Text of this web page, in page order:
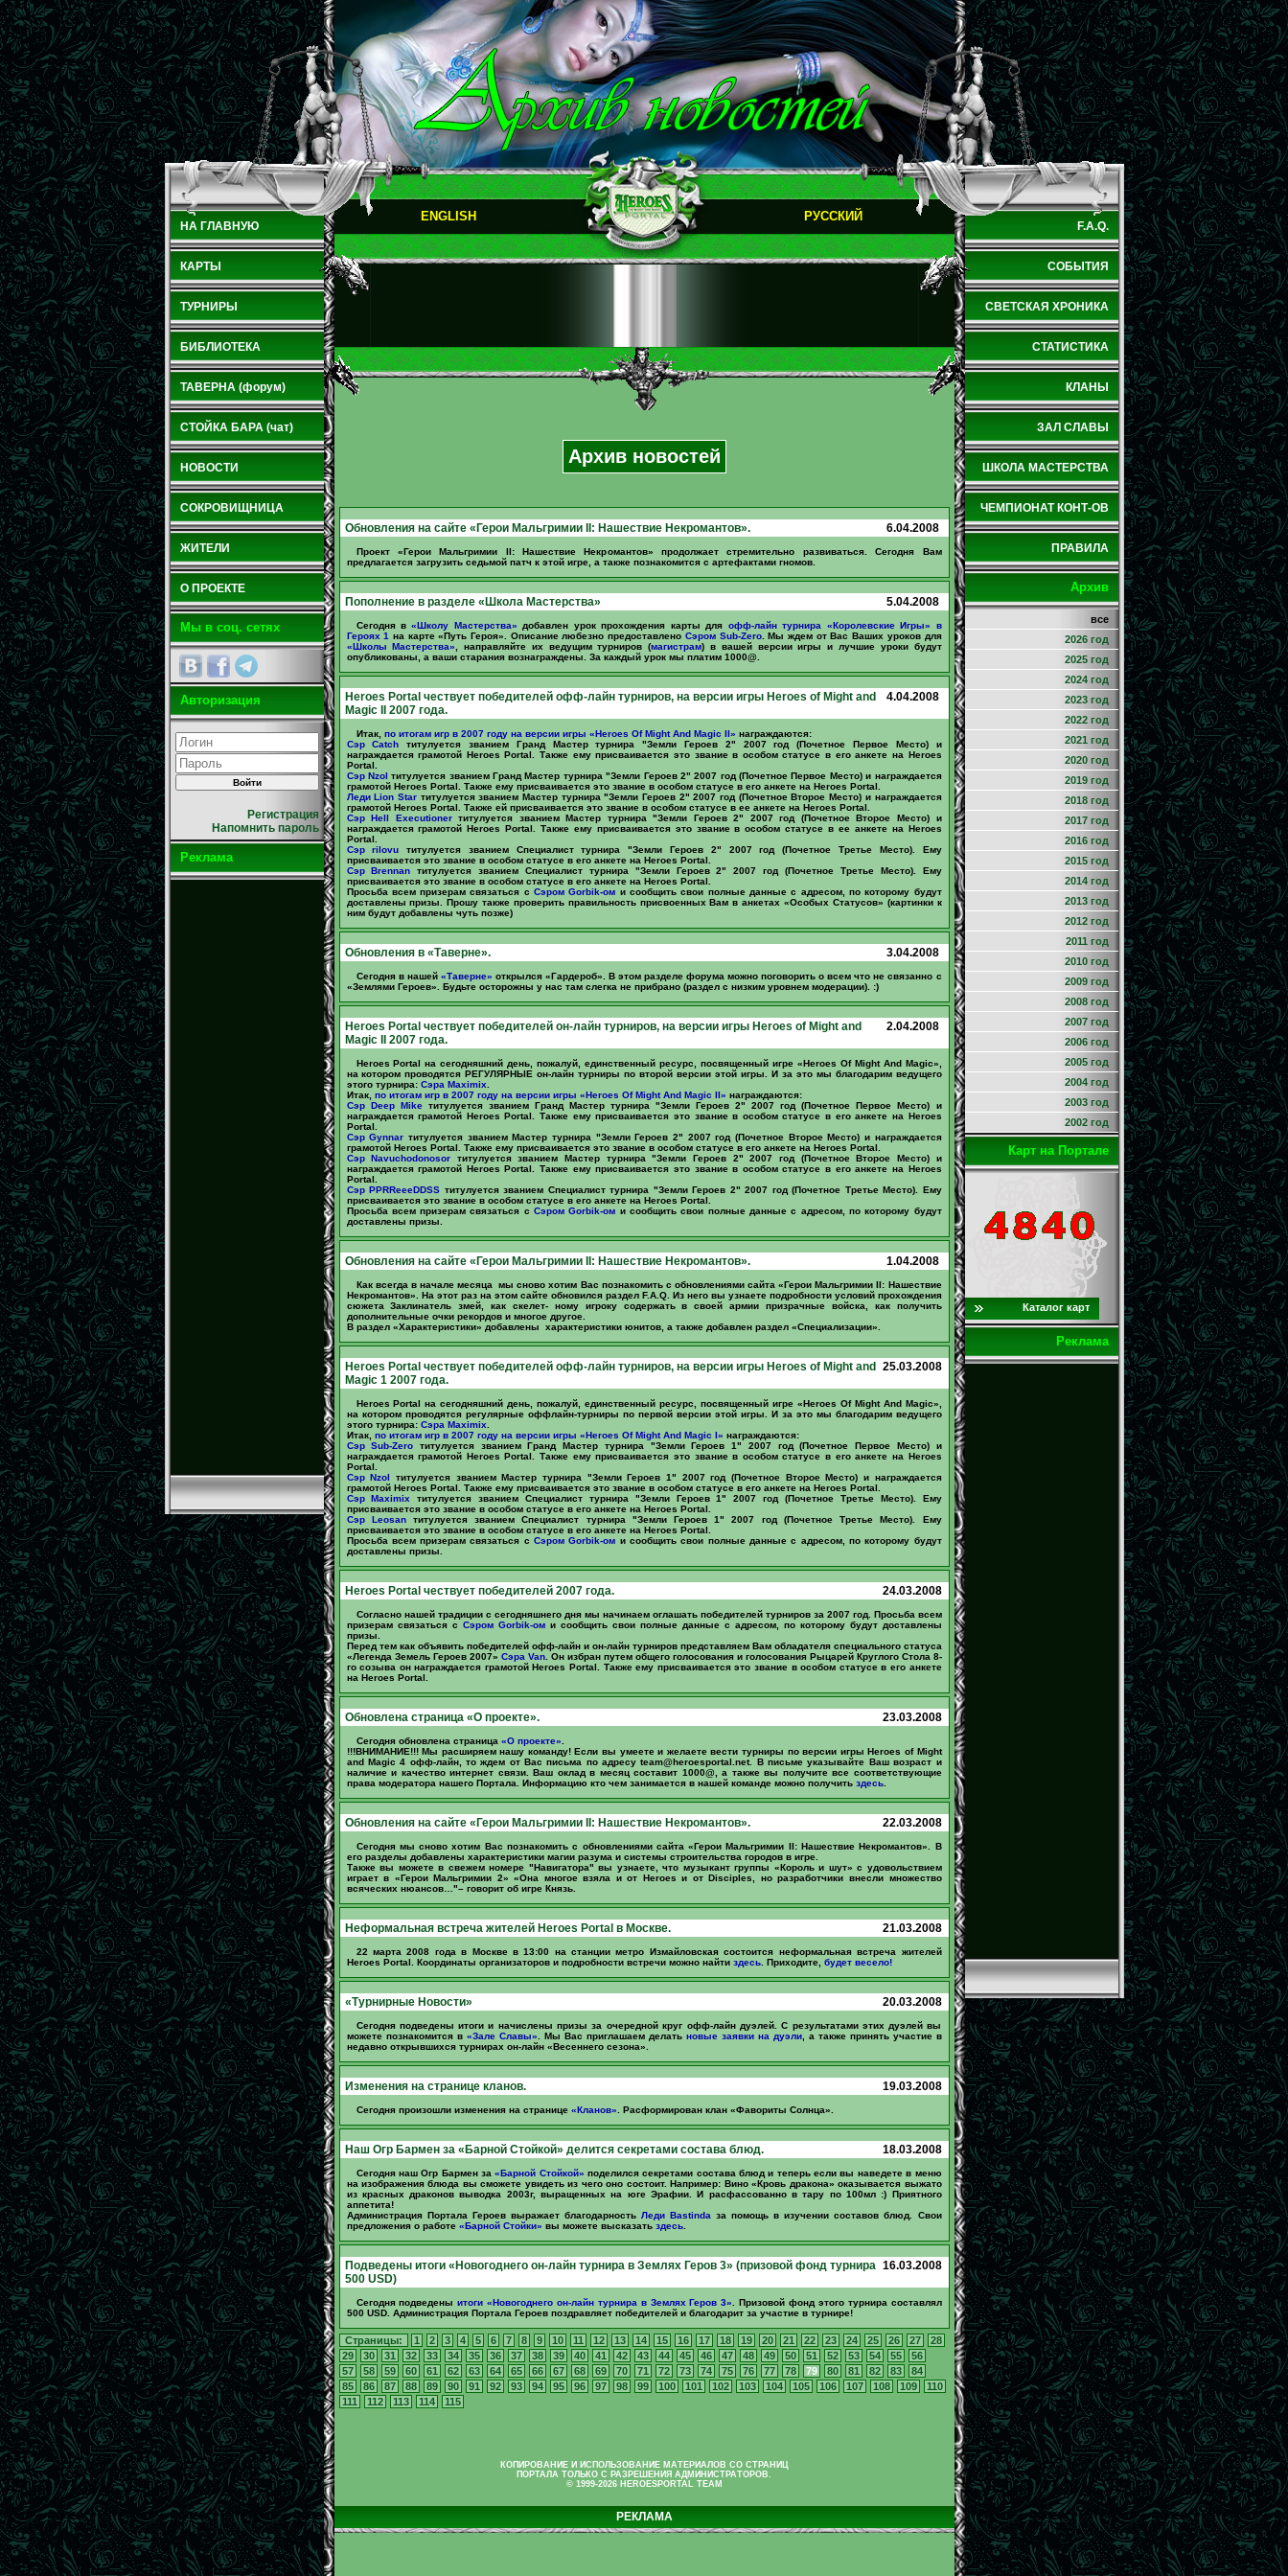
НА ГЛАВНУЮ
КАРТЫ
ТУРНИРЫ
БИБЛИОТЕКА
ТАВЕРНА (форум)
СТОЙКА БАРА (чат)
НОВОСТИ
СОКРОВИЩНИЦА
ЖИТЕЛИ
О ПРОЕКТЕ
Мы в соц. сетях
Авторизация
Регистрация
Напомнить пароль
Реклама
ENGLISH РУССКИЙ
Архив новостей
Обновления на сайте «Герои Мальгримии II: Нашествие Некромантов». 6.04.2008
Проект «Герои Мальгримии II: Нашествие Некромантов» продолжает стремительно развиваться. Сегодня Вам
предлагается загрузить седьмой патч к этой игре, а также познакомится с артефактами гномов.
Пополнение в разделе «Школа Мастерства» 5.04.2008
Сегодня в«Школу Мастерства» добавлен урок прохождения карты для офф-лайн турнира «Королевские Игры» в
Героях 1 на карте «Путь Героя». Описание любезно предоставлено Сэром Sub-Zero. Мы ждем от Вас Ваших уроков для
«Школы Мастерства»
, направляйте их ведущим турниров (магистрам) в вашей версии игры и лучшие уроки будут
опубликованы, а ваши старания вознаграждены. За каждый урок мы платим 1000@.
Heroes Portal чествует победителей офф-лайн турниров, на версии игры Heroes of Might and
Magic II 2007 года.
4.04.2008
Итак, по итогам игр в 2007 году на версии игры «Heroes Of Might And Magic II» награждаются:
Сэр Catch титулуется званием Гранд Мастер турнира "Земли Героев 2" 2007 год (Почетное Первое Место) и
награждается грамотой Heroes Portal. Также ему присваивается это звание в особом статусе в его анкете на Heroes
Portal.
Сэр Nzol титулуется званием Гранд Мастер турнира "Земли Героев 2" 2007 год (Почетное Первое Место) и награждается
грамотой Heroes Portal. Также ему присваивается это звание в особом статусе в его анкете на Heroes Portal.
Леди Lion Starтитулуется званием Мастер турнира "Земли Героев 2" 2007 год (Почетное Второе Место) и награждается
грамотой Heroes Portal. Также ей присваивается это звание в особом статусе в ее анкете на Heroes Portal.
Сэр Hell Executionerтитулуется званием Мастер турнира "Земли Героев 2" 2007 год (Почетное Второе Место) и
награждается грамотой Heroes Portal. Также ему присваивается это звание в особом статусе в ее анкете на Heroes
Portal.
Сэр rilovu титулуется званием Специалист турнира "Земли Героев 2" 2007 год (Почетное Третье Место). Ему
присваивается это звание в особом статусе в его анкете на Heroes Portal.
Сэр Brennan титулуется званием Специалист турнира "Земли Героев 2" 2007 год (Почетное Третье Место). Ему
присваивается это звание в особом статусе в его анкете на Heroes Portal.
Просьба всем призерам связаться сСэром Gorbik-ом и сообщить свои полные данные с адресом, по которому будут
доставлены призы. Прошу также проверить правильность присвоенных Вам в анкетах «Особых Статусов» (картинки к
ним будут добавлены чуть позже)
Обновления в «Таверне». 3.04.2008
Сегодня в нашей «Таверне» открылся «Гардероб». В этом разделе форума можно поговорить о всем что не связанно с
«Землями Героев». Будьте осторожны у нас там слегка не прибрано (раздел с низким уровнем модерации). :)
Heroes Portal чествует победителей он-лайн турниров, на версии игры Heroes of Might and
Magic II 2007 года.
2.04.2008
Heroes Portal на сегодняшний день, пожалуй, единственный ресурс, посвященный игре «Heroes Of Might And Magic»,
на котором проводятся РЕГУЛЯРНЫЕ он-лайн турниры по второй версии этой игры. И за это мы благодарим ведущего
этого турнира: Сэра Maximix
Итак, по итогам игр в 2007 году на версии игры «Heroes Of Might And Magic II» награждаются:
Сэр Deep Mikeтитулуется званием Гранд Мастер турнира "Земли Героев 2" 2007 год (Почетное Первое Место) и
награждается грамотой Heroes Portal. Также ему присваивается это звание в особом статусе в его анкете на Heroes
Portal.
Сэр Gynnar титулуется званием Мастер турнира "Земли Героев 2" 2007 год (Почетное Второе Место) и награждается
грамотой Heroes Portal. Также ему присваивается это звание в особом статусе в его анкете на Heroes Portal.
Сэр Navuchodonosor титулуется званием Мастер турнира "Земли Героев 2" 2007 год (Почетное Второе Место) и
награждается грамотой Heroes Portal. Также ему присваивается это звание в особом статусе в его анкете на Heroes
Portal.
Сэр PPRReeeDDSS титулуется званием Специалист турнира "Земли Героев 2" 2007 год (Почетное Третье Место). Ему
присваивается это звание в особом статусе в его анкете на Heroes Portal.
Просьба всем призерам связаться сСэром Gorbik-ом и сообщить свои полные данные с адресом, по которому будут
доставлены призы.
Обновления на сайте «Герои Мальгримии II: Нашествие Некромантов». 1.04.2008
Как всегда в начале месяца мы сново хотим Вас познакомить с обновлениями сайта «Герои Мальгримии II: Нашествие
Некромантов». На этот раз на этом сайте обновился раздел F.A.Q. Из него вы узнаете подробности условий прохождения
сюжета Заклинатель змей, как скелет- ному игроку содержать в своей армии призрачные войска, как получить
дополнительные очки рекордов и многое другое.
В раздел «Характеристики» добавлены характеристики юнитов, а также добавлен раздел «Специализации».
Heroes Portal чествует победителей офф-лайн турниров, на версии игры Heroes of Might and
Magic 1 2007 года.
25.03.2008
Heroes Portal на сегодняшний день, пожалуй, единственный ресурс, посвященный игре «Heroes Of Might And Magic»,
на котором проводятся регулярные оффлайн-турниры по первой версии этой игры. И за это мы благодарим ведущего
этого турнира: Сэра Maximix
Итак, по итогам игр в 2007 году на версии игры «Heroes Of Might And Magic I» награждаются:
Сэр Sub-Zero титулуется званием Гранд Мастер турнира "Земли Героев 1" 2007 год (Почетное Первое Место) и
награждается грамотой Heroes Portal. Также ему присваивается это звание в особом статусе в его анкете на Heroes
Portal.
Сэр Nzol
титулуется званием Мастер турнира "Земли Героев 1" 2007 год (Почетное Второе Место) и награждается
грамотой Heroes Portal. Также ему присваивается это звание в особом статусе в его анкете на Heroes Portal.
Сэр Maximix
титулуется званием Специалист турнира "Земли Героев 1" 2007 год (Почетное Третье Место). Ему
присваивается это звание в особом статусе в его анкете на Heroes Portal.
Сэр Leosanтитулуется званием Специалист турнира "Земли Героев 1" 2007 год (Почетное Третье Место). Ему
присваивается это звание в особом статусе в его анкете на Heroes Portal.
Просьба всем призерам связаться сСэром Gorbik-ом и сообщить свои полные данные с адресом, по которому будут
доставлены призы.
Heroes Portal чествует победителей 2007 года. 24.03.2008
Согласно нашей традиции с сегодняшнего дня мы начинаем оглашать победителей турниров за 2007 год. Просьба всем
призерам связаться с Сэром Gorbik-оми сообщить свои полные данные с адресом, по которому будут доставлены
призы.
Перед тем как объявить победителей офф-лайн и он-лайн турниров представляем Вам обладателя специального статуса
«Легенда Земель Героев 2007» Сэра Van. Он избран путем общего голосования и голосования Рыцарей Круглого Стола 8-
го созыва он награждается грамотой Heroes Portal. Также ему присваивается это звание в особом статусе в его анкете
на Heroes Portal.
Обновлена страница «О проекте». 23.03.2008
Сегодня обновлена страница «О проекте»
!!!ВНИМАНИЕ!!! Мы расширяем нашу команду! Если вы умеете и желаете вести турниры по версии игры Heroes of Might
and Magic 4 офф-лайн, то ждем от Вас письма по адресуteam@heroesportal.net. В письме указывайте Ваш возраст и
наличие и качество интернет связи. Ваш оклад в месяц составит 1000@, а также вы получите все соответствующие
права модератора нашего Портала. Информацию кто чем занимается в нашей команде можно получить здесь.
Обновления на сайте «Герои Мальгримии II: Нашествие Некромантов». 22.03.2008
Сегодня мы сново хотим Вас познакомить с обновлениями сайта «Герои Мальгримии II: Нашествие Некромантов». В
его разделы добавлены характеристики магии разума и системы строительства городов в игре.
Также вы можете в свежем номере "Навигатора" вы узнаете, что музыкант группы «Король и шут» с удовольствием
играет в «Герои Мальгримии 2» «Она многое взяла и от Heroes и от Disciples, но разработчики внесли множество
всяческих нюансов…"– говорит об игре Князь.
Неформальная встреча жителей Heroes Portal в Москве. 21.03.2008
22 марта 2008 года в Москве в 13:00 на станции метро Измайловская состоится неформальная встреча жителей
Heroes Portal. Координаты организаторов и подробности встречи можно найти здесь. Приходите, будет весело!
«Турнирные Новости» 20.03.2008
Сегодня подведены итоги и начислены призы за очередной круг офф-лайн дуэлей. С результатами этих дуэлей вы
можете познакомится в «Зале Славы» . Мы Вас приглашаем делать новые заявки на дуэли, а также принять участие в
недавно открывшихся турнирах он-лайн «Весеннего сезона».
Изменения на странице кланов. 19.03.2008
Сегодня произошли изменения на странице «Кланов» . Расформирован клан «Фавориты Солнца».
Наш Огр Бармен за «Барной Стойкой» делится секретами состава блюд. 18.03.2008
Сегодня наш Огр Бармен за«Барной Стойкой» поделился секретами состава блюд и теперь если вы наведете в меню
на изображения блюда вы сможете увидеть из чего оно состоит. Например: Вино «Кровь дракона» оказывается выжато
из красных драконов выводка 2003г, выращенных на юге Эрафии. И расфассованно в тару по 100мл :) Приятного
аппетита!
Администрация Портала Героев выражает благодарность Леди Bastinda за помощь в изучении составов блюд. Свои
предложения о работе «Барной Стойки» вы можете высказать здесь.
Подведены итоги «Новогоднего он-лайн турнира в Землях Геров 3» (призовой фонд турнира
500 USD)
16.03.2008
Сегодня подведеныитоги «Новогоднего он-лайн турнира в Землях Геров 3»
. Призовой фонд этого турнира составлял
500 USD. Администрация Портала Героев поздравляет победителей и благодарит за участие в турнире!
Страницы: 1 2 3 4 5 6 7 8 9 10 11 12 13 14 15 16 17 18 19 20 21 22 23 24 25 26 27
28
29
30 31 32 33 34 35 36 37 38 39 40 41 42 43 44 45 46 47 48 49 50 51 52 53 54 55
56
57
58 59 60 61 62 63 64 65 66 67 68 69 70 71 72 73 74 75 76 77 78 79 80 81 82 83
84
85
86 87 88 89 90 91 92 93 94 95 96 97 98 99 100 101 102 103 104 105 106 107 108 109
110
111
112 113 114 115
КОПИРОВАНИЕ И ИСПОЛЬЗОВАНИЕ МАТЕРИАЛОВ СО СТРАНИЦ
ПОРТАЛА ТОЛЬКО С РАЗРЕШЕНИЯ АДМИНИСТРАТОРОВ.
© 1999-2026 HEROESPORTAL TEAM
РЕКЛАМА
F.A.Q.
СОБЫТИЯ
СВЕТСКАЯ ХРОНИКА
СТАТИСТИКА
КЛАНЫ
ЗАЛ СЛАВЫ
ШКОЛА МАСТЕРСТВА
ЧЕМПИОНАТ КОНТ-ОВ
ПРАВИЛА
Архив
все
2026 год
2025 год
2024 год
2023 год
2022 год
2021 год
2020 год
2019 год
2018 год
2017 год
2016 год
2015 год
2014 год
2013 год
2012 год
2011 год
2010 год
2009 год
2008 год
2007 год
2006 год
2005 год
2004 год
2003 год
2002 год
Карт на Портале
Каталог карт
Реклама